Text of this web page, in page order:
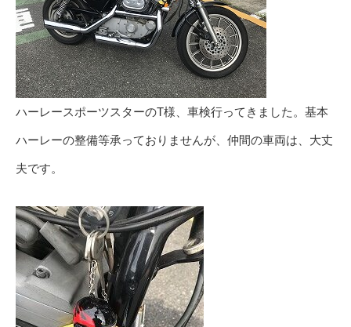
ハーレースポーツスターのT様、車検行ってきました。基本
ハーレーの整備等承っておりませんが、仲間の車両は、大丈
夫です。